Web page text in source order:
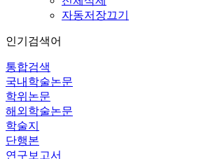
자동저장끄기
인기검색어
통합검색
국내학술논문
학위논문
해외학술논문
학술지
단행본
연구보고서